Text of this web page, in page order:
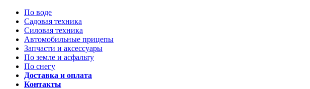
По воде
Садовая техника
Силовая техника
Автомобильные прицепы
Запчасти и аксессуары
По земле и асфальту
По снегу
Доставка и оплата
Контакты